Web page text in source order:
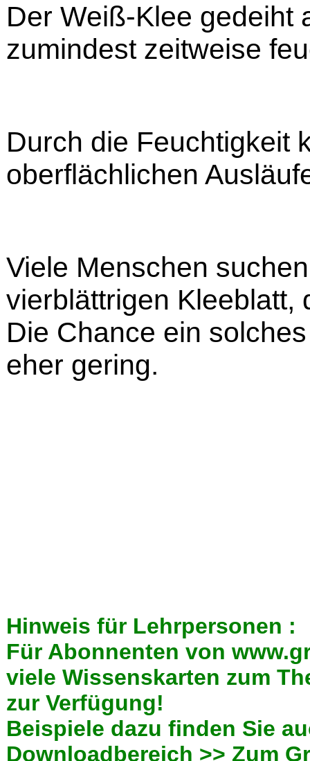
Der Weiß-Klee gedeiht
zumindest zeitweise
Durch die Feuchtigkeit
oberflächlichen
Viele Menschen
vierblättrigen Kleeblatt,
Die Chance ein
eher gering.
Hinweis für Lehrpersonen :
Für Abonnenten von
viele Wissenskarten zum
zur Verfügung!
Beispiele dazu finden Sie
Downloadbereich >> Zum